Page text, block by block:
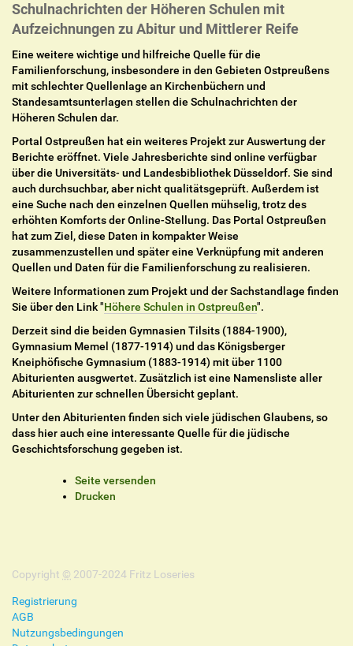
Schulnachrichten der Höheren Schulen mit
Aufzeichnungen zu Abitur und Mittlerer Reife
Eine weitere wichtige und hilfreiche Quelle für die
Familienforschung, insbesondere in den Gebieten Ostpreußens
mit schlechter Quellenlage an Kirchenbüchern und
Standesamtsunterlagen stellen die Schulnachrichten der
Höheren Schulen dar.
Portal Ostpreußen hat ein weiteres Projekt zur Auswertung der
Berichte eröffnet. Viele Jahresberichte sind online verfügbar
über die Universitäts- und Landesbibliothek Düsseldorf. Sie sind
auch durchsuchbar, aber nicht qualitätsgeprüft. Außerdem ist
eine Suche nach den einzelnen Quellen mühselig, trotz des
erhöhten Komforts der Online-Stellung. Das Portal Ostpreußen
hat zum Ziel, diese Daten in kompakter Weise
zusammenzustellen und später eine Verknüpfung mit anderen
Quellen und Daten für die Familienforschung zu realisieren.
Weitere Informationen zum Projekt und der Sachstandlage finden
Sie über den Link "Höhere Schulen in Ostpreußen".
Derzeit sind die beiden Gymnasien Tilsits (1884-1900),
Gymnasium Memel (1877-1914) und das Königsberger
Kneiphöfische Gymnasium (1883-1914) mit über 1100
Abiturienten ausgwertet. Zusätzlich ist eine Namensliste aller
Abiturienten zur schnellen Übersicht geplant.
Unter den Abiturienten finden sich viele jüdischen Glaubens, so
dass hier auch eine interessante Quelle für die jüdische
Geschichtsforschung gegeben ist.
s
e
i
Seite versenden
Drucken
Copyright © 2007-2024 Fritz Loseries
Registrierung
AGB
Nutzungsbedingungen